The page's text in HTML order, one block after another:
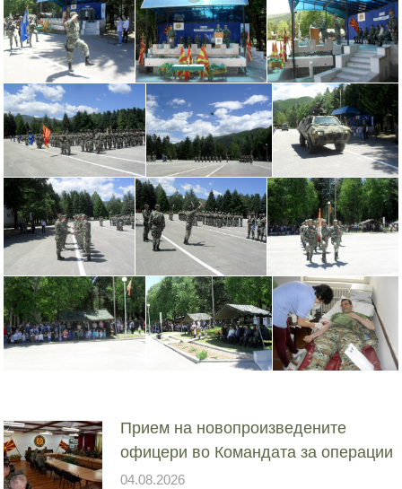
Прием на новопроизведените
офицери во Командата за операции
04.08.2026